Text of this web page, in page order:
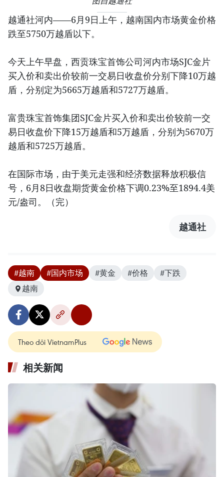
越通社河内——6月9日上午，越南国内市场黄金价格
跌至5750万越盾以下。
今天上午早盘，西贡珠宝首饰公司河内市场SJC金片
买入价和卖出价较前一交易日收盘价分别下降10万越
盾，分别定为5665万越盾和5727万越盾。
富贵珠宝首饰集团SJC金片买入价和卖出价较前一交
易日收盘价下降15万越盾和5万越盾，分别为5670万
越盾和5725万越盾。
在国际市场，由于美元走强和经济数据释放积极信
号，6月8日收盘期货黄金价格下调0.23%至1894.4美
元/盎司。（完）
越通社
#越南 #国内市场 #黄金 #价格
#下跌
越南
Theo dõi VietnamPlus
相关新闻